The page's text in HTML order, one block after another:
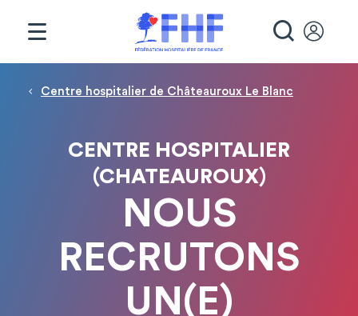
Fil d'Ariane
Centre hospitalier de Châteauroux Le Blanc
CENTRE HOSPITALIER
(CHATEAUROUX)
NOUS
RECRUTONS
UN(E)
Panneau de gestion des cookies